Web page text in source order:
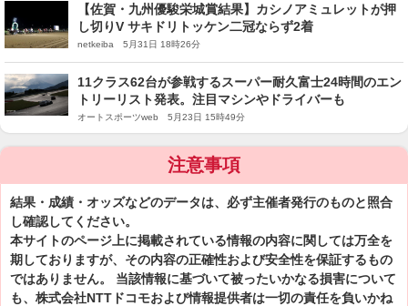
【佐賀・九州優駿栄城賞結果】カシノアミュレットが押
し切りV サキドリトッケン二冠ならず2着
netkeiba 5月31日 18時26分
11クラス62台が参戦するスーパー耐久富士24時間のエン
トリーリスト発表。注目マシンやドライバーも
オートスポーツweb 5月23日 15時49分
注意事項
結果・成績・オッズなどのデータは、必ず主催者発行のものと照合
し確認してください。
本サイトのページ上に掲載されている情報の内容に関しては万全を
期しておりますが、その内容の正確性および安全性を保証するもの
ではありません。 当該情報に基づいて被ったいかなる損害について
も、株式会社NTTドコモおよび情報提供者は一切の責任を負いかね